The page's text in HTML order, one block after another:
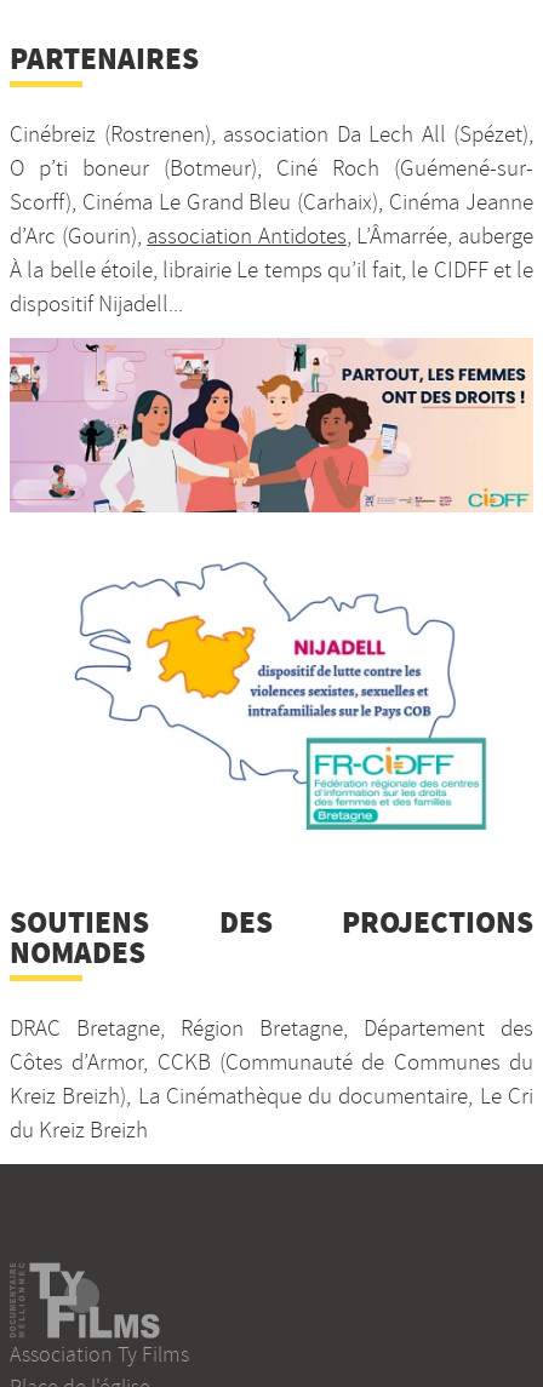
PARTENAIRES
Cinébreiz (Rostrenen), association Da Lech All (Spézet),
O p’ti boneur (Botmeur), Ciné Roch (Guémené-sur-
Scorff), Cinéma Le Grand Bleu (Carhaix), Cinéma Jeanne
d’Arc (Gourin), association Antidotes, L’Âmarrée, auberge
À la belle étoile, librairie Le temps qu’il fait, le CIDFF et le
dispositif Nijadell...
SOUTIENS DES PROJECTIONS
NOMADES
DRAC Bretagne, Région Bretagne, Département des
Côtes d’Armor, CCKB (Communauté de Communes du
Kreiz Breizh), La Cinémathèque du documentaire, Le Cri
du Kreiz Breizh
Association Ty Films